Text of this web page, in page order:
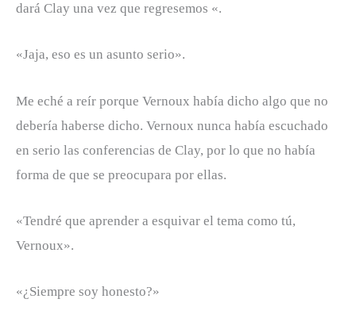
dará Clay una vez que regresemos «.
«Jaja, eso es un asunto serio».
Me eché a reír porque Vernoux había dicho algo que no
debería haberse dicho. Vernoux nunca había escuchado
en serio las conferencias de Clay, por lo que no había
forma de que se preocupara por ellas.
«Tendré que aprender a esquivar el tema como tú,
Vernoux».
«¿Siempre soy honesto?»